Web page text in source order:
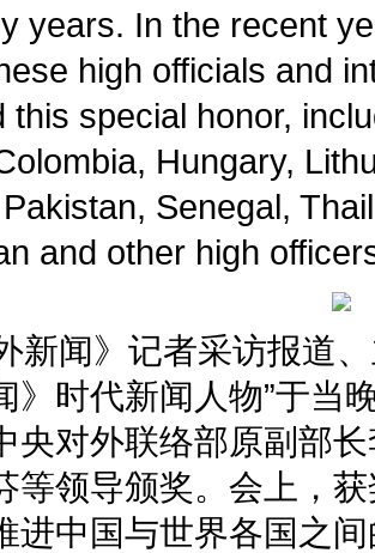
years. In the recent
high officials and
this special honor,
Hungary,
Senegal,
and other high
闻》记者采访报道
》时代新闻人物”于
央对外联络部原副部
等领导颁奖。会上，
进中国与世界各国之